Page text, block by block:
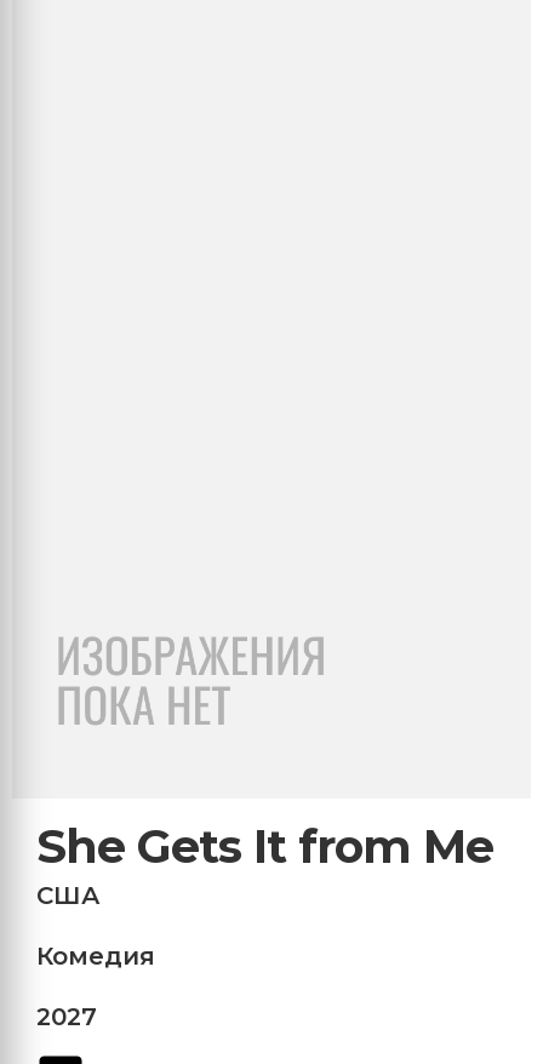
She Gets It from Me
США
Комедия
2027